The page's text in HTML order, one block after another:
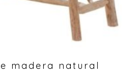
madera natural